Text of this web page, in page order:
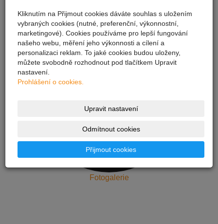
Polední menu
Fotogalerie
Kliknutím na Přijmout cookies dáváte souhlas s uložením
vybraných cookies (nutné, preferenční, výkonnostní,
marketingové). Cookies používáme pro lepší fungování
našeho webu, měření jeho výkonnosti a cílení a
personalizaci reklam. To jaké cookies budou uloženy,
můžete svobodně rozhodnout pod tlačítkem Upravit
nastavení.
Prohlášení o cookies.
Upravit nastavení
Odmítnout cookies
Přijmout cookies